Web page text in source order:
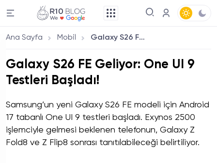
Ana Sayfa Mobil Galaxy S26 FE Geliyor: One UI 9 Testleri Başladı!
Galaxy S26 FE Geliyor: One UI 9
Testleri Başladı!
Samsung’un yeni Galaxy S26 FE modeli için Android
17 tabanlı One UI 9 testleri başladı. Exynos 2500
işlemciyle gelmesi beklenen telefonun, Galaxy Z
Fold8 ve Z Flip8 sonrası tanıtılabileceği belirtiliyor.